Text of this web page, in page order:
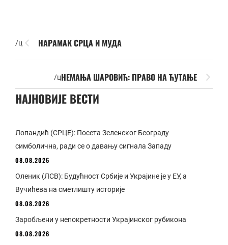
/ц НАРАМАК СРЦА И МУДА
/цНЕМАЊА ШАРОВИЋ: ПРАВО НА ЋУТАЊЕ
НАЈНОВИЈЕ ВЕСТИ
Лопандић (СРЦЕ): Посета Зеленског Београду
симболична, ради се о давању сигнала Западу
08.08.2026
Оленик (ЛСВ): Будућност Србије и Украјине је у ЕУ, а
Вучићева на сметлишту историје
08.08.2026
Заробљени у непокретности Украјинског рубикона
08.08.2026